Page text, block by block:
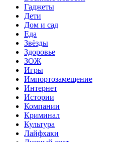
Гаджеты
Дети
Дом и сад
Еда
Звёзды
Здоровье
ЗОЖ
Игры
Импортозамещение
Интернет
Истории
Компании
Криминал
Культура
Лайфхаки